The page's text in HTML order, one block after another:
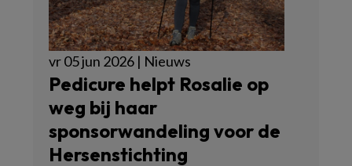
vr 05 jun 2026 | Nieuws
Pedicure helpt Rosalie op
weg bij haar
sponsorwandeling voor de
Hersenstichting